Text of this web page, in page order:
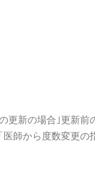
更新の場合｣更新前
師から度数変更の